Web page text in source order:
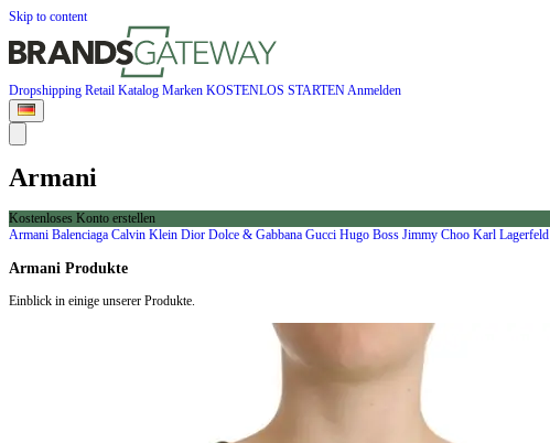
Skip to content
Dropshipping Retail Katalog Marken KOSTENLOS STARTENAnmelden
Armani
Kostenloses Konto erstellen
Armani Balenciaga Calvin Klein Dior Dolce & Gabbana Gucci Hugo Boss Jimmy Choo Karl Lagerfeld
Armani Produkte
Einblick in einige unserer Produkte.